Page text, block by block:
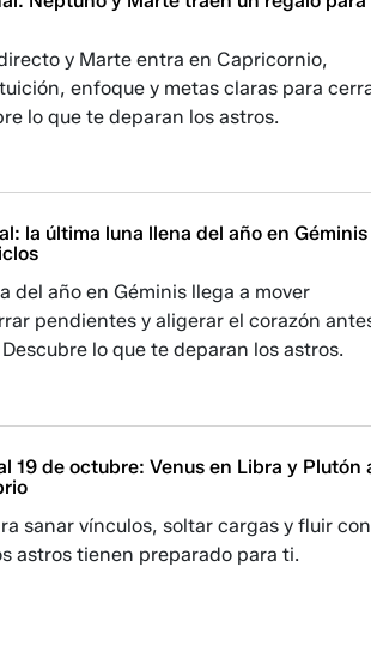
y Marte entra en Capricornio,
enfoque y metas claras para
lo que te deparan los astros.
la última luna llena del año en
del año en Géminis llega a mover
pendientes y aligerar el corazón
lo que te deparan los astros.
19 de octubre: Venus en Libra y Plutón
sanar vínculos, soltar cargas y fluir
astros tienen preparado para ti.